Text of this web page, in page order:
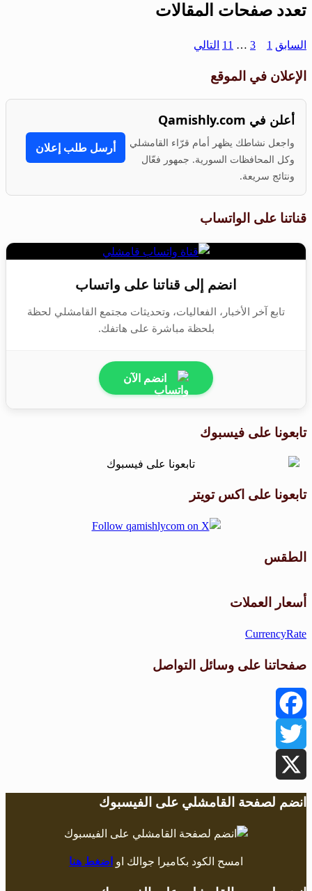
تعدد صفحات المقالات
السابق 1
3
…
11 التالي
الإعلان في الموقع
أعلن في Qamishly.com
واجعل نشاطك يظهر أمام قرّاء القامشلي
وكل المحافظات السورية. جمهور فعّال
ونتائج سريعة.
أرسل طلب إعلان
قناتنا على الواتساب
انضم إلى قناتنا على واتساب
تابع آخر الأخبار، الفعاليات، وتحديثات مجتمع القامشلي لحظة
بلحظة مباشرة على هاتفك.
انضم الآن
تابعونا على فيسبوك
تابعونا على اكس تويتر
الطقس
أسعار العملات
CurrencyRate
صفحاتنا على وسائل التواصل
Facebook
Twitter
X
انضم لصفحة القامشلي على الفيسبوك
امسح الكود بكاميرا جوالك او اضغط هنا